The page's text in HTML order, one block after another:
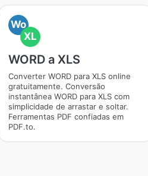
Wo
XL
WORD a XLS
Converter WORD para XLS online
gratuitamente. Conversão
instantânea WORD para XLS com
simplicidade de arrastar e soltar.
Ferramentas PDF confiadas em
PDF.to.